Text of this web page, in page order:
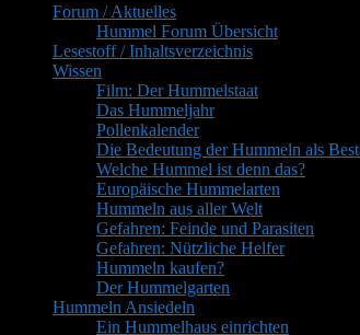
PrimäresForum / Aktuelles
Hummel Forum Übersicht
Lesestoff / Inhaltsverzeichnis
Wissen
Film: Der Hummelstaat
Das Hummeljahr
Pollenkalender
Die Bedeutung der Hummeln als
Welche Hummel ist denn das?
Europäische Hummelarten
Hummeln aus aller Welt
Gefahren: Feinde und Parasiten
Gefahren: Nützliche Helfer
Hummeln kaufen?
Der Hummelgarten
Hummeln Ansiedeln
Ein Hummelhaus einrichten